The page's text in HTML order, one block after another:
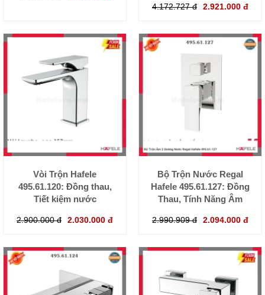
4.172.727 đ 2.921.000 đ
Vòi Trộn Hafele
495.61.120: Đồng thau,
Tiết kiệm nước
2.900.000 đ 2.030.000 đ
Bộ Trộn Nước Regal
Hafele 495.61.127: Đồng
Thau, Tính Năng Âm
2.990.909 đ 2.094.000 đ